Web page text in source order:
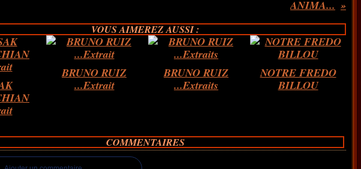
ANIMA...
VOUS AIMEREZ AUSSI :
BRUNO RUIZ
...Extrait
BRUNO RUIZ
...Extraits
NOTRE FREDO
BILLOU
COMMENTAIRES